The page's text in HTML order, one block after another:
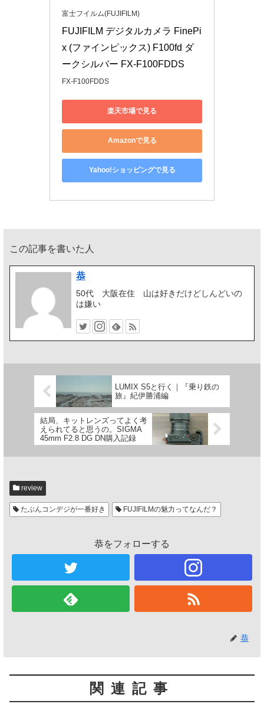
富士フイルム(FUJIFILM)
FUJIFILM デジタルカメラ FinePi
x (ファインピックス) F100fd ダ
ークシルバー FX-F100FDDS
FX-F100FDDS
楽天市場で見る
Amazonで見る
Yahoo!ショッピングで見る
この記事を書いた人
恭
50代 大阪在住 山は好きだけどしんどいの
は嫌い
LUMIX S5と行く｜『乗り鉄の
旅』紀伊勝浦編
結局、キットレンズってよく考
えられてると思うの。SIGMA
45mm F2.8 DG DN購入記録
review
たぶんコンデジが一番好き FUJIFILMの魅力ってなんだ？
恭をフォローする
恭
関連記事